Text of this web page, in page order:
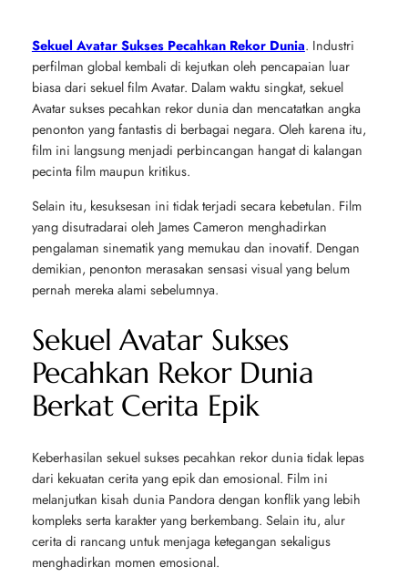
Sekuel Avatar Sukses Pecahkan Rekor Dunia. Industri
perfilman global kembali di kejutkan oleh pencapaian luar
biasa dari sekuel filmAvatar. Dalam waktu singkat, sekuel
Avatar sukses pecahkan rekor dunia dan mencatatkan angka
penonton yang fantastis di berbagai negara. Oleh karena itu,
film ini langsung menjadi perbincangan hangat di kalangan
pecinta film maupun kritikus.
Selain itu, kesuksesan ini tidak terjadi secara kebetulan. Film
yang disutradarai oleh James Cameron menghadirkan
pengalaman sinematik yang memukau dan inovatif. Dengan
demikian, penonton merasakan sensasi visual yang belum
pernah mereka alami sebelumnya.
Sekuel Avatar Sukses
Pecahkan Rekor Dunia
Berkat Cerita Epik
Keberhasilan sekuel sukses pecahkan rekor dunia tidak lepas
dari kekuatan cerita yang epik dan emosional. Film ini
melanjutkan kisah dunia Pandora dengan konflik yang lebih
kompleks serta karakter yang berkembang. Selain itu, alur
cerita di rancang untuk menjaga ketegangan sekaligus
menghadirkan momen emosional.